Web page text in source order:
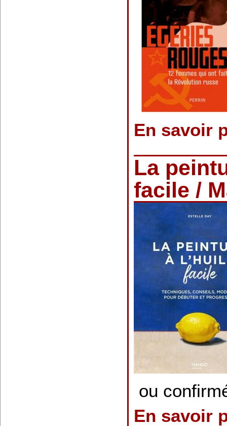
En savoir
La
facile /
ou
En savoir